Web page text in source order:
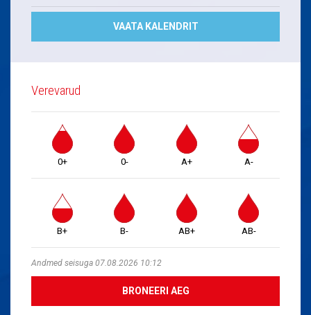
VAATA KALENDRIT
Verevarud
0+ 0- A+ A-
B+ B- AB+ AB-
Andmed seisuga 07.08.2026 10:12
BRONEERI AEG